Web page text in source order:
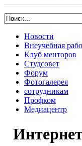
Новости
Внеучебная
Клуб менторов
Студсовет
Форум
Фотогалерея
сотрудникам
Профком
Медиацентр